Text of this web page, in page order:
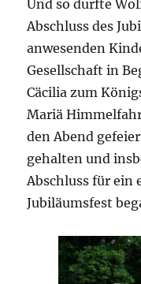
Und so durfte
Abschluss des
anwesenden
Gesellschaft in
Cäcilia zum
Mariä
den Abend
gehalten und
Abschluss für ein
Jubiläumsfest